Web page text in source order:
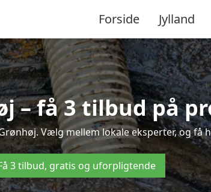
Forside Jylland
– få 3 tilbud på
Vælg mellem lokale eksperter, og få
3 tilbud, gratis og uforpligtende